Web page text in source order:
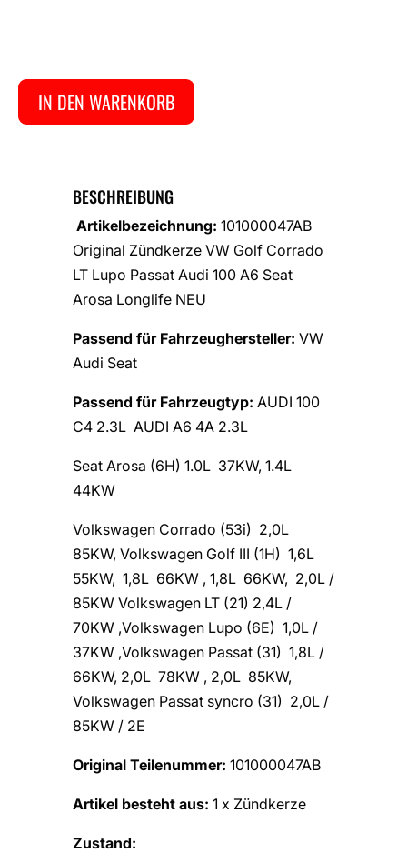
IN DEN WARENKORB
BESCHREIBUNG
Artikelbezeichnung: 101000047AB
Original Zündkerze VW Golf Corrado
LT Lupo Passat Audi 100 A6 Seat
Arosa Longlife NEU
Passend für Fahrzeughersteller: VW
Audi Seat
Passend für Fahrzeugtyp: AUDI 100
C4 2.3L AUDI A6 4A 2.3L
Seat Arosa (6H) 1.0L 37KW, 1.4L
44KW
Volkswagen Corrado (53i) 2,0L
85KW, Volkswagen Golf III (1H) 1,6L
55KW, 1,8L 66KW , 1,8L 66KW, 2,0L /
85KW Volkswagen LT (21) 2,4L /
70KW ,Volkswagen Lupo (6E) 1,0L /
37KW ,Volkswagen Passat (31) 1,8L /
66KW, 2,0L 78KW , 2,0L 85KW,
Volkswagen Passat syncro (31) 2,0L /
85KW / 2E
Original Teilenummer: 101000047AB
Artikel besteht aus: 1 x Zündkerze
Zustand: